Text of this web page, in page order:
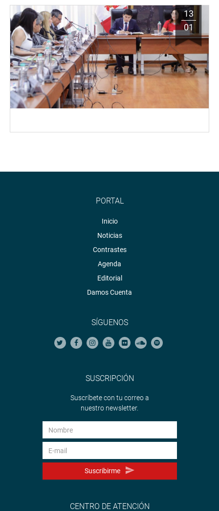
13
01
PORTAL
Inicio
Noticias
Contrastes
Agenda
Editorial
Damos Cuenta
SÍGUENOS
SUSCRIPCIÓN
Suscríbete con tu correo a
nuestro newsletter.
Suscribirme
CENTRO DE ATENCIÓN